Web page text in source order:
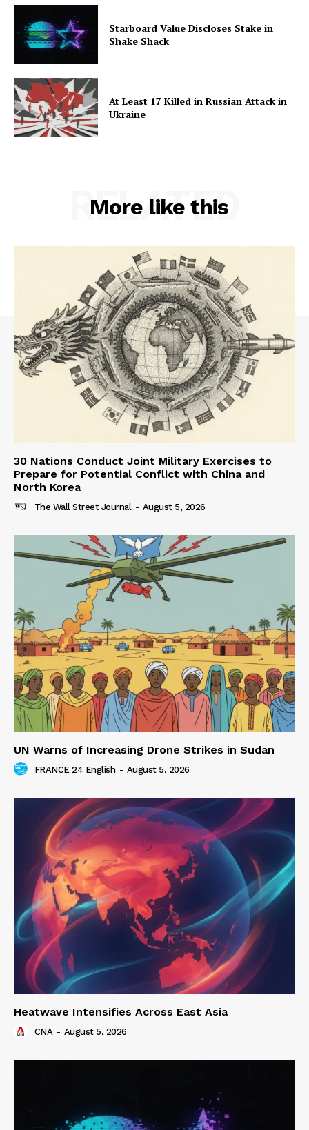
Starboard Value Discloses Stake in
Shake Shack
At Least 17 Killed in Russian Attack in
Ukraine
More like this
RELATED
30 Nations Conduct Joint Military Exercises to
Prepare for Potential Conflict with China and
North Korea
The Wall Street Journal - August 5, 2026
UN Warns of Increasing Drone Strikes in Sudan
FRANCE 24 English - August 5, 2026
Heatwave Intensifies Across East Asia
CNA - August 5, 2026